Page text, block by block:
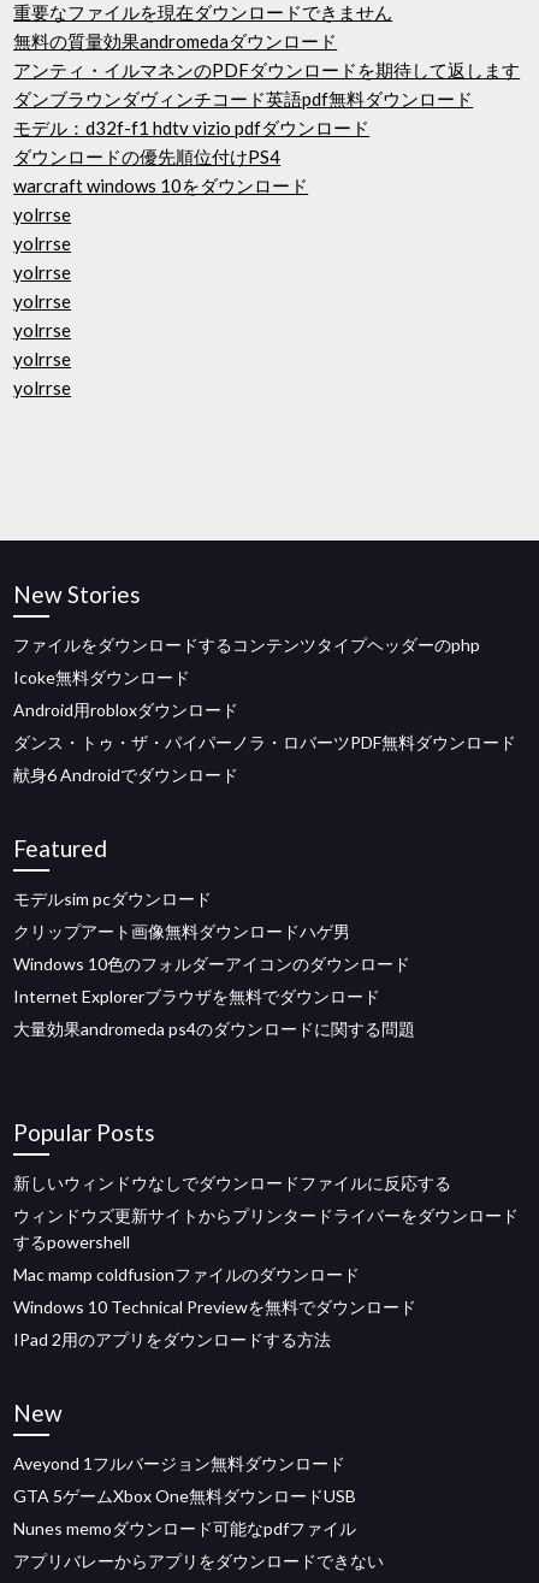
重要なファイルを現在ダウンロードできません
無料の質量効果andromedaダウンロード
アンティ・イルマネンのPDFダウンロードを期待して返します
ダンブラウンダヴィンチコード英語pdf無料ダウンロード
モデル：d32f-f1 hdtv vizio pdfダウンロード
ダウンロードの優先順位付けPS4
warcraft windows 10をダウンロード
yolrrse
yolrrse
yolrrse
yolrrse
yolrrse
yolrrse
yolrrse
New Stories
ファイルをダウンロードするコンテンツタイプヘッダーのphp
Icoke無料ダウンロード
Android用robloxダウンロード
ダンス・トゥ・ザ・パイパーノラ・ロバーツPDF無料ダウンロード
献身6 Androidでダウンロード
Featured
モデルsim pcダウンロード
クリップアート画像無料ダウンロードハゲ男
Windows 10色のフォルダーアイコンのダウンロード
Internet Explorerブラウザを無料でダウンロード
大量効果andromeda ps4のダウンロードに関する問題
Popular Posts
新しいウィンドウなしでダウンロードファイルに反応する
ウィンドウズ更新サイトからプリンタードライバーをダウンロード
するpowershell
Mac mamp coldfusionファイルのダウンロード
Windows 10 Technical Previewを無料でダウンロード
IPad 2用のアプリをダウンロードする方法
New
Aveyond 1フルバージョン無料ダウンロード
GTA 5ゲームXbox One無料ダウンロードUSB
Nunes memoダウンロード可能なpdfファイル
アプリバレーからアプリをダウンロードできない